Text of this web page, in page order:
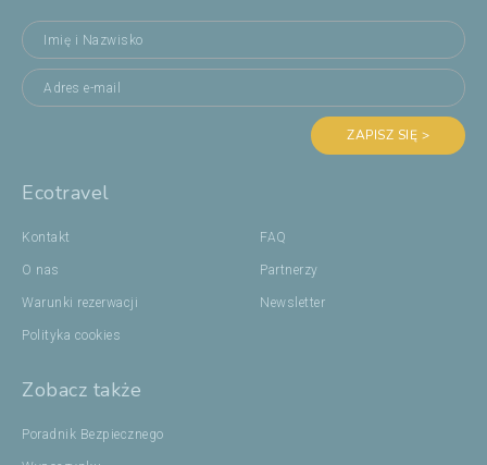
ZAPISZ SIĘ >
Ecotravel
Kontakt
O nas
Warunki rezerwacji
Polityka cookies
FAQ
Partnerzy
Newsletter
Zobacz także
Poradnik Bezpiecznego